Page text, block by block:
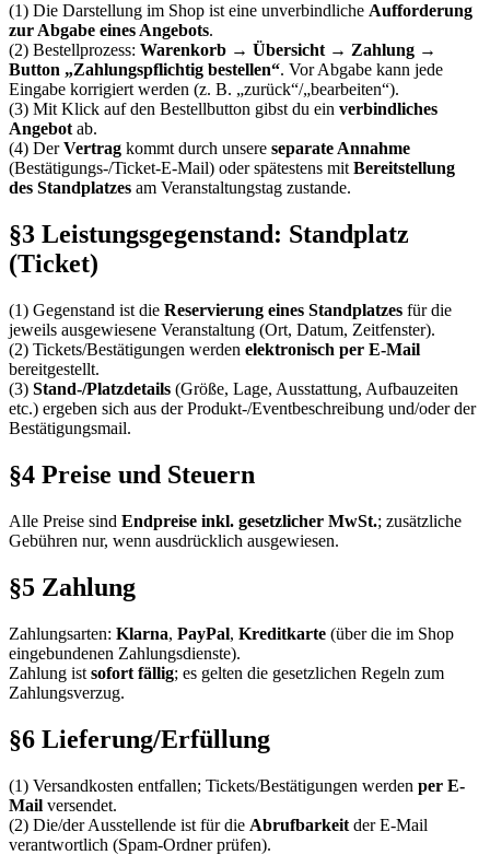
(1) Die Darstellung im Shop ist eine unverbindliche Aufforderung
zur Abgabe eines Angebots.
(2) Bestellprozess: Warenkorb → Übersicht → Zahlung →
Button „Zahlungspflichtig bestellen“. Vor Abgabe kann jede
Eingabe korrigiert werden (z. B. „zurück“/„bearbeiten“).
(3) Mit Klick auf den Bestellbutton gibst du ein verbindliches
Angebotab.
(4) DerVertrag kommt durch unsere separate Annahme
(Bestätigungs-/Ticket-E-Mail) oder spätestens mitBereitstellung
des Standplatzes am Veranstaltungstag zustande.
§3 Leistungsgegenstand: Standplatz
(Ticket)
(1) Gegenstand ist die Reservierung eines Standplatzes für die
jeweils ausgewiesene Veranstaltung (Ort, Datum, Zeitfenster).
(2) Tickets/Bestätigungen werden elektronisch per E-Mail
bereitgestellt.
(3) Stand-/Platzdetails (Größe, Lage, Ausstattung, Aufbauzeiten
etc.) ergeben sich aus der Produkt-/Eventbeschreibung und/oder der
Bestätigungsmail.
§4 Preise und Steuern
Alle Preise sind Endpreise inkl. gesetzlicher MwSt.; zusätzliche
Gebühren nur, wenn ausdrücklich ausgewiesen.
§5 Zahlung
Zahlungsarten: Klarna, PayPal, Kreditkarte (über die im Shop
eingebundenen Zahlungsdienste).
Zahlung ist sofort fällig; es gelten die gesetzlichen Regeln zum
Zahlungsverzug.
§6 Lieferung/Erfüllung
(1) Versandkosten entfallen; Tickets/Bestätigungen werden per E-
Mail versendet.
(2) Die/der Ausstellende ist für die Abrufbarkeit der E-Mail
verantwortlich (Spam-Ordner prüfen).